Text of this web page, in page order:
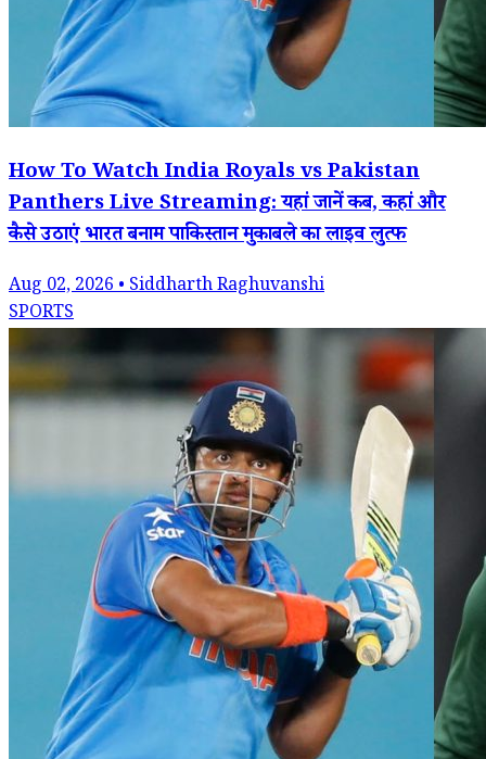
How To Watch India Royals vs Pakistan
Panthers Live Streaming: यहां जानें कब, कहां और
कैसे उठाएं भारत बनाम पाकिस्तान मुकाबले का लाइव लुत्फ
Aug 02, 2026 • Siddharth Raghuvanshi
SPORTS